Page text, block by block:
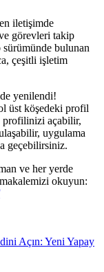
iletişimde
görevleri takip
bulunan
çeşitli işletim
yenilendi!
üst köşedeki profil
profilinizi açabilir,
uygulama
geçebilirsiniz.
ve her yerde
okuyun:
Açın: Yeni Yapay